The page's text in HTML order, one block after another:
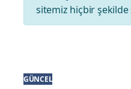
sitemiz hiçbir
GÜNCEL